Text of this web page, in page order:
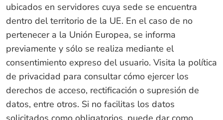
ubicados en servidores cuya sede se encuentra
dentro del territorio de la UE. En el caso de no
pertenecer a la Unión Europea, se informa
previamente y sólo se realiza mediante el
consentimiento expreso del usuario. Visita la política
de privacidad para consultar cómo ejercer los
derechos de acceso, rectificación o supresión de
datos, entre otros. Si no facilitas los datos